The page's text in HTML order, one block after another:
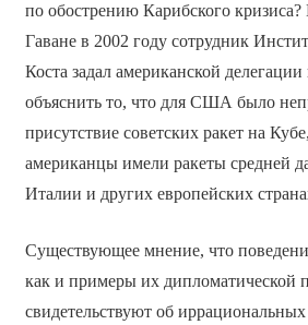
по обострению Карибского
Гаване в 2002 году сотрудник
Коста задал американской
объяснить то, что для США было
присутствие советских ракет на
американцы имели ракеты средней
Италии и других европейских
Существующее мнение, что
как и примеры их дипломатической
свидетельствуют об